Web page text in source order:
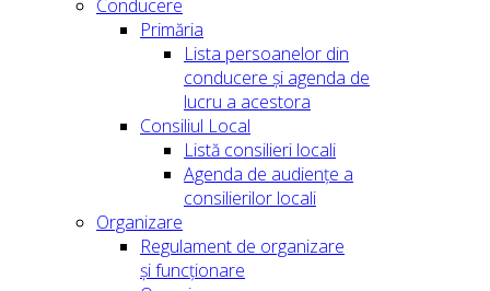
Conducere
Primăria
Lista persoanelor din
conducere şi agenda de
lucru a acestora
Consiliul Local
Listă consilieri locali
Agenda de audiențe a
consilierilor locali
Organizare
Regulament de organizare
și funcționare